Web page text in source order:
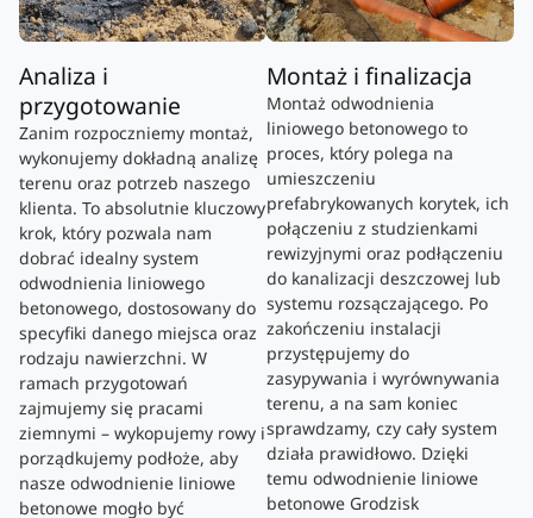
Analiza i
przygotowanie
Zanim rozpoczniemy montaż,
wykonujemy dokładną analizę
terenu oraz potrzeb naszego
klienta. To absolutnie kluczowy
krok, który pozwala nam
dobrać idealny system
odwodnienia liniowego
betonowego, dostosowany do
specyfiki danego miejsca oraz
rodzaju nawierzchni. W
ramach przygotowań
zajmujemy się pracami
ziemnymi – wykopujemy rowy i
porządkujemy podłoże, aby
nasze odwodnienie liniowe
betonowe mogło być
Montaż i finalizacja
Montaż odwodnienia
liniowego betonowego to
proces, który polega na
umieszczeniu
prefabrykowanych korytek, ich
połączeniu z studzienkami
rewizyjnymi oraz podłączeniu
do kanalizacji deszczowej lub
systemu rozsączającego. Po
zakończeniu instalacji
przystępujemy do
zasypywania i wyrównywania
terenu, a na sam koniec
sprawdzamy, czy cały system
działa prawidłowo. Dzięki
temu odwodnienie liniowe
betonowe Grodzisk